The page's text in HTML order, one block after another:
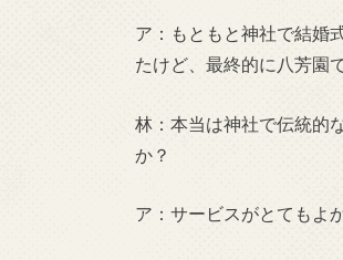
ア：もともと神社で結婚
たけど、最終的に八芳園
林：本当は神社で伝統的
か？
ア：サービスがとてもよ